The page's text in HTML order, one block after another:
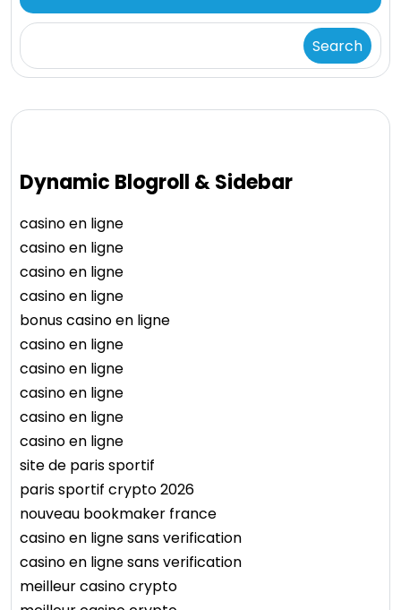
Search
Dynamic Blogroll & Sidebar
casino en ligne
casino en ligne
casino en ligne
casino en ligne
bonus casino en ligne
casino en ligne
casino en ligne
casino en ligne
casino en ligne
casino en ligne
site de paris sportif
paris sportif crypto 2026
nouveau bookmaker france
casino en ligne sans verification
casino en ligne sans verification
meilleur casino crypto